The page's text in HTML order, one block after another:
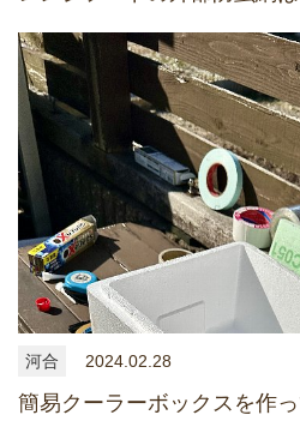
河合 2024.02.28
簡易クーラーボックスを作っ